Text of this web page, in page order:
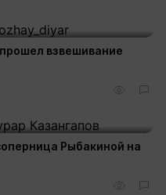
взвешивание
Рыбакиной на